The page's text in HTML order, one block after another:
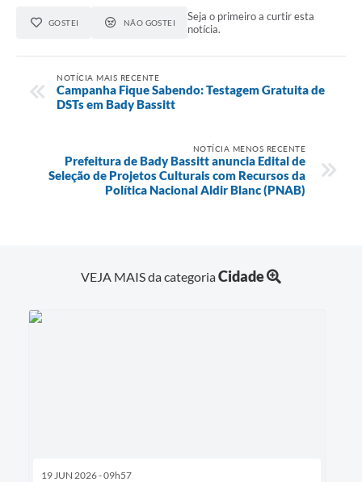
GOSTEI NÃO GOSTEI
Seja o primeiro a curtir esta
notícia.
NOTÍCIA MAIS RECENTE
Campanha Fique Sabendo: Testagem Gratuita de
DSTs em Bady Bassitt
NOTÍCIA MENOS RECENTE
Prefeitura de Bady Bassitt anuncia Edital de
Seleção de Projetos Culturais com Recursos da
Política Nacional Aldir Blanc (PNAB)
VEJA MAIS da categoriaCidade
19 JUN 2026 - 09h57